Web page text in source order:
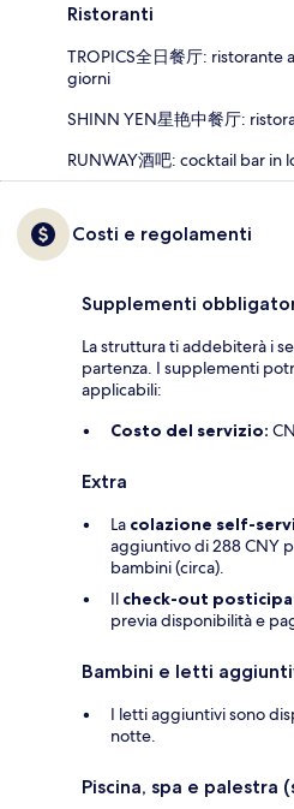
Ristoranti
TROPICS全日餐厅:
giorni
SHINN YEN星艳中餐厅:
RUNWAY酒吧: cocktail bar
Costi e regolamenti
Supplementi
La struttura ti addebiterà i
partenza. I supplementi
applicabili:
Costo del servizio:
Extra
La colazione self-
aggiuntivo di 288 CNY
bambini (circa).
Il check-out
previa disponibilità e
Bambini e letti
I letti aggiuntivi sono
notte.
Piscina, spa e palestra